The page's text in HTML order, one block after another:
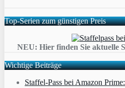
Top-Serien zum günstigen Preis
NEU: Hier finden Sie aktuelle
Wichtige Beiträge
Staffel-Pass bei Amazon